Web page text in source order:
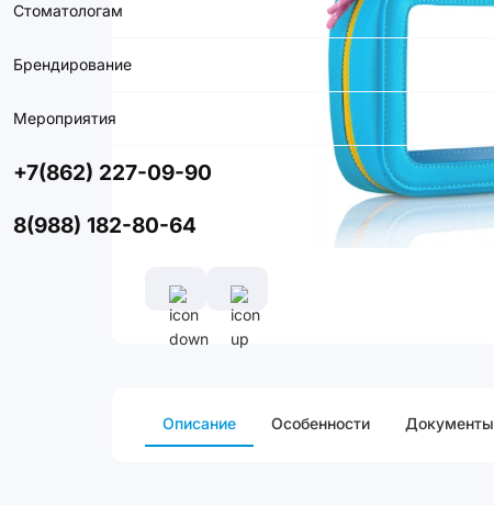
Стоматологам
Брендирование
Мероприятия
+7(862) 227-09-90
8(988) 182-80-64
Описание Особенности Документы